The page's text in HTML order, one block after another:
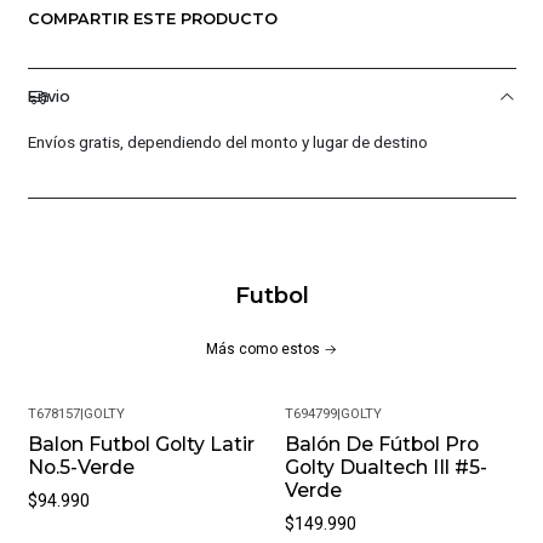
COMPARTIR ESTE PRODUCTO
Envio
Envíos gratis, dependiendo del monto y lugar de destino
Futbol
Más como estos
T678157|GOLTY
Balon Futbol Golty Latir
No.5-Verde
$94.990
T694799|GOLTY
Balón De Fútbol Pro
Golty Dualtech IIl #5-
Verde
$149.990